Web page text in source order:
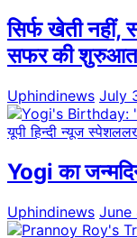
सिर्फ खेती
सफर की शुरुआत
Uphindinews July
यूपी हिन्दी न्यूज स्पेशल
Yogi का
Uphindinews June